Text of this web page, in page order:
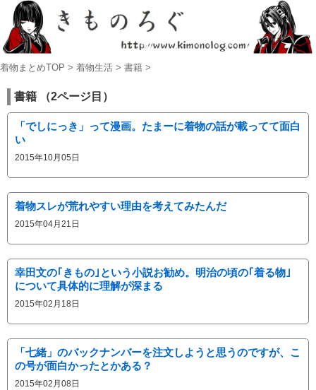
着物まとめTOP > 着物生活 > 書籍 >
書籍 （2ページ目）
「でしにっき」って漫画。たまーに着物の話が載ってて面白
い
2015年10月05日
着物スレが荒れやすい理由を考えてみたんだ
2015年04月21日
幸田文の｢きもの｣という小説お勧め。明治の頃の｢着る物｣
について具体的に理解が深まる
2015年02月18日
「七緒」のバックナンバーを注文しようと思うのですが、こ
の号が面白かったとかある？
2015年02月08日